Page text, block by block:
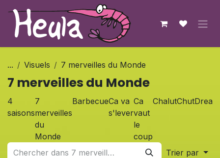
... Visuels 7 merveilles du Monde
7 merveilles du Monde
4
saisons
7
merveilles
du
Monde
BarbecueCa va
s'lever
Ca
vaut
le
coup
ChalutChutDream
Trier par